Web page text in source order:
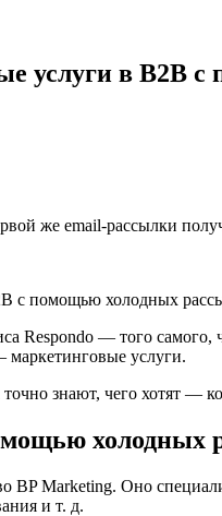
услуги в B2B
же email-рассылки
Respondo — того
услуги.
знают, чего хотят —
холодных
BP Marketing. Оно
и т. д.